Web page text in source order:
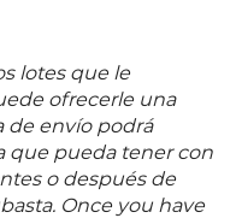
lotes que le
ofrecerle una
de envío podrá
que pueda tener con
o después de
Once you have